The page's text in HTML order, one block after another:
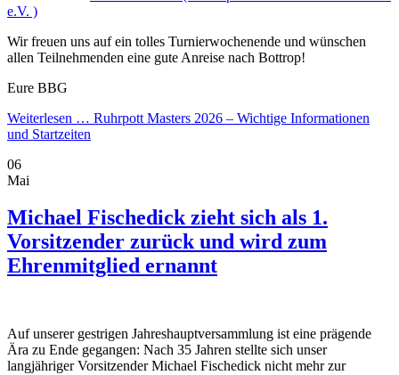
e.V. )
Wir freuen uns auf ein tolles Turnierwochenende und wünschen
allen Teilnehmenden eine gute Anreise nach Bottrop!
Eure BBG
Weiterlesen … Ruhrpott Masters 2026 – Wichtige Informationen
und Startzeiten
06
Mai
Michael Fischedick zieht sich als 1.
Vorsitzender zurück und wird zum
Ehrenmitglied ernannt
Auf unserer gestrigen Jahreshauptversammlung ist eine prägende
Ära zu Ende gegangen: Nach 35 Jahren stellte sich unser
langjähriger Vorsitzender Michael Fischedick nicht mehr zur